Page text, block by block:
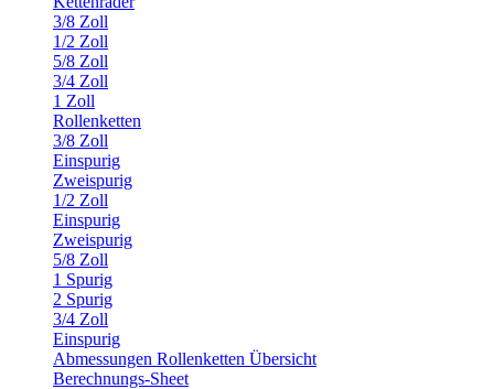
3/8 Zoll
1/2 Zoll
5/8 Zoll
3/4 Zoll
1 Zoll
Rollenketten
3/8 Zoll
Einspurig
Zweispurig
1/2 Zoll
Einspurig
Zweispurig
5/8 Zoll
1 Spurig
2 Spurig
3/4 Zoll
Einspurig
Abmessungen Rollenketten Übersicht
Berechnungs-Sheet